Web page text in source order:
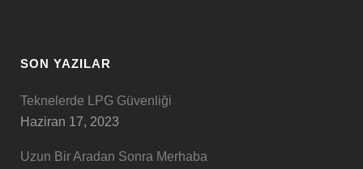
SON YAZILAR
Teknelerde LPG Güvenliği
Haziran 17, 2023
Uzun Bir Aradan Sonra Merhaba